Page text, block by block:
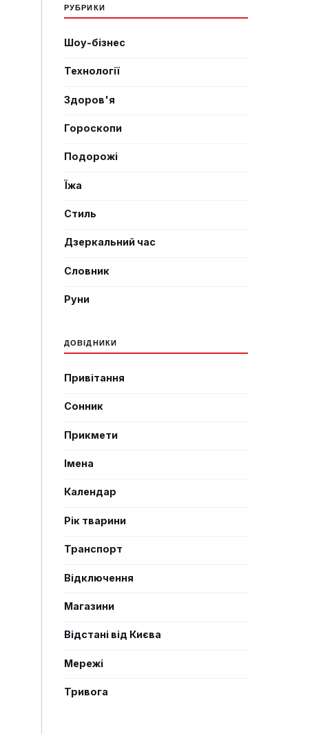
РУБРИКИ
Шоу-бізнес
Технології
Здоров'я
Гороскопи
Подорожі
Їжа
Стиль
Дзеркальний час
Словник
Руни
ДОВІДНИКИ
Привітання
Сонник
Прикмети
Імена
Календар
Рік тварини
Транспорт
Відключення
Магазини
Відстані від Києва
Мережі
Тривога